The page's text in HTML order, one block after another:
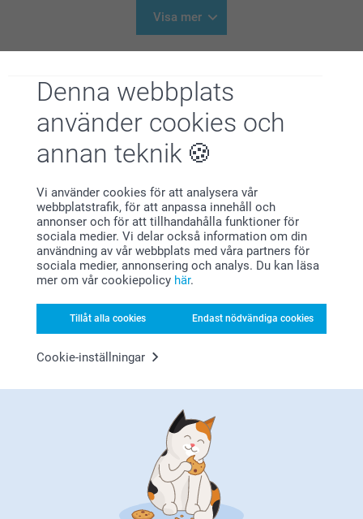
Denna webbplats
använder cookies och
annan teknik
Vi använder cookies för att analysera vår
webbplatstrafik, för att anpassa innehåll och
annonser och för att tillhandahålla funktioner för
sociala medier. Vi delar också information om din
användning av vår webbplats med våra partners för
sociala medier, annonsering och analys. Du kan läsa
mer om vår cookiepolicy här.
Tillåt alla cookies Endast nödvändiga cookies
Cookie-inställningar
Vi önskar dig en fin dag!
Varma hälsningar,
Johanna, Smartphoto
Visa mer
Tallriksunderlägg plast -1st
4 varianter
Från 119,00
(82 omdömen)
Vinylposter
Mer än 10 varianter
Från 319,00
(8 omdömen)
Husnummer
219,00
(1 omdömen)
Namnskylt
219,00
(4 omdömen)
Varför smartphoto
Nöjd kundgaranti